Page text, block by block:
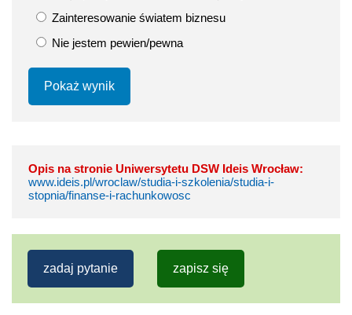
Zainteresowanie światem biznesu
Nie jestem pewien/pewna
Pokaż wynik
Opis na stronie Uniwersytetu DSW Ideis Wrocław:
www.ideis.pl/wroclaw/studia-i-szkolenia/studia-i-
stopnia/finanse-i-rachunkowosc
zadaj pytanie zapisz się